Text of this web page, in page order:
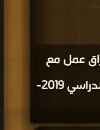
عمل مع
الحل للفصل الأول من العام الدراسي 2019-